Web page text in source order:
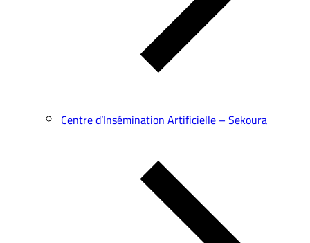
Centre d’Insémination Artificielle – Sekoura